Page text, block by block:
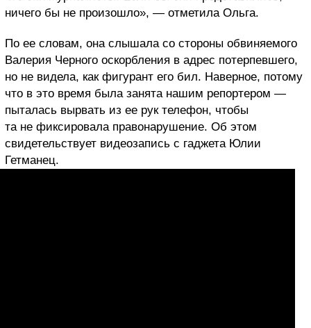
ничего бы не произошло», — отметила Ольга.
По ее словам, она слышала со стороны обвиняемого
Валерия Черного оскорбления в адрес потерпевшего,
но не видела, как фигурант его бил. Наверное, потому
что в это время была занята нашим репортером —
пыталась вырвать из ее рук телефон, чтобы
та не фиксировала правонарушение. Об этом
свидетельствует видеозапись с гаджета Юлии
Гетманец.